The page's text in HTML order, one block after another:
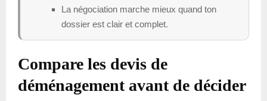
La négociation marche mieux quand ton
dossier est clair et complet.
Compare les devis de
déménagement avant de décider